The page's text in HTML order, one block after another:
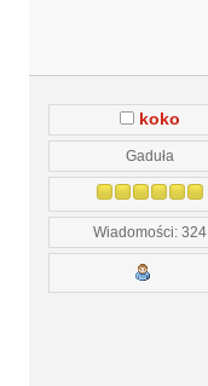
koko
Gaduła
Wiadomości: 324